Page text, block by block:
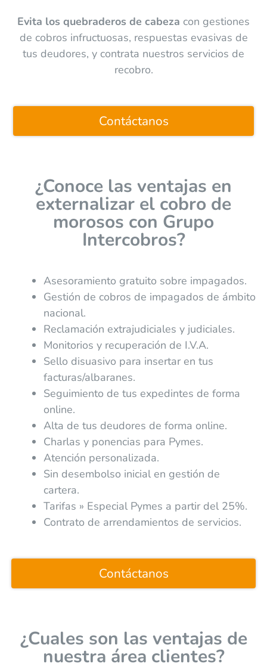
Evita los quebraderos de cabeza con gestiones
de cobros infructuosas, respuestas evasivas de
tus deudores, y contrata nuestros servicios de
recobro.
Contáctanos
¿Conoce las ventajas en
externalizar el cobro de
morosos con Grupo
Intercobros?
Asesoramiento gratuito sobre impagados.
Gestión de cobros de impagados de ámbito
nacional.
Reclamación extrajudiciales y judiciales.
Monitorios y recuperación de I.V.A.
Sello disuasivo para insertar en tus
facturas/albaranes.
Seguimiento de tus expedintes de forma
online.
Alta de tus deudores de forma online.
Charlas y ponencias para Pymes.
Atención personalizada.
Sin desembolso inicial en gestión de
cartera.
Tarifas » Especial Pymes a partir del 25%.
Contrato de arrendamientos de servicios.
Contáctanos
¿Cuales son las ventajas de
nuestra área clientes?